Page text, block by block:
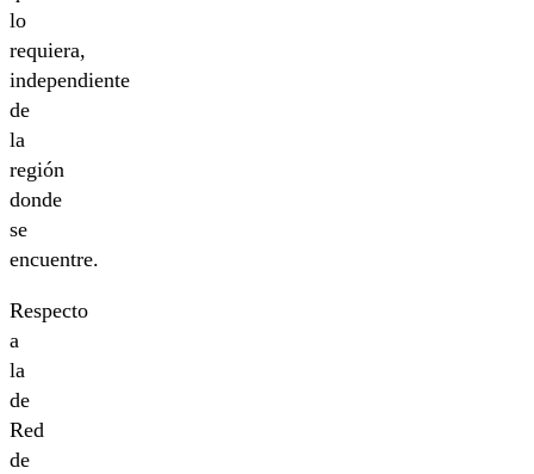
lo
requiera,
independiente
de
la
región
donde
se
encuentre.
Respecto
a
la
de
Red
de